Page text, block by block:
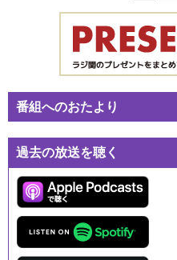
番組へのおたより
過去の放送を聴く